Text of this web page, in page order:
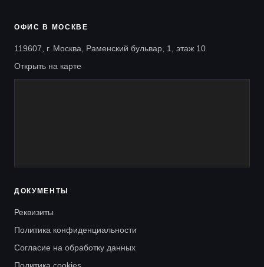
ОФИС В МОСКВЕ
119607, г. Москва, Раменский бульвар, 1, этаж 10
Открыть на карте
ДОКУМЕНТЫ
Реквизиты
Политика конфиденциальности
Согласие на обработку данных